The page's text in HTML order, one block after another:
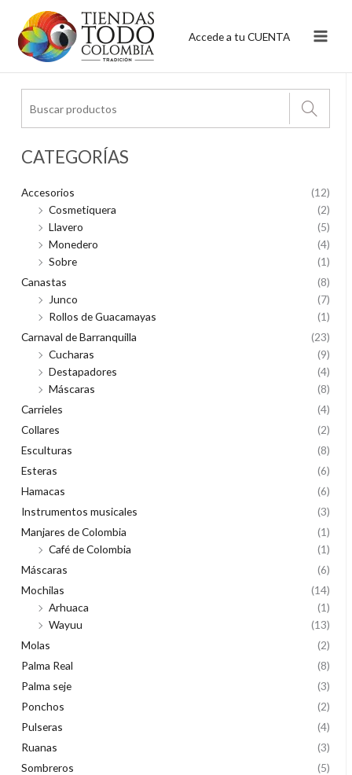
contenido
Accede a tu CUENTA
CATEGORÍAS
Accesorios
(12)
Cosmetiquera
(2)
Llavero
(5)
Monedero
(4)
Sobre
(1)
Canastas
(8)
Junco
(7)
Rollos de Guacamayas
(1)
Carnaval de Barranquilla
(23)
Cucharas
(9)
Destapadores
(4)
Máscaras
(8)
Carrieles
(4)
Collares
(2)
Esculturas
(8)
Esteras
(6)
Hamacas
(6)
Instrumentos musicales
(3)
Manjares de Colombia
(1)
Café de Colombia
(1)
Máscaras
(6)
Mochilas
(14)
Arhuaca
(1)
Wayuu
(13)
Molas
(2)
Palma Real
(8)
Palma seje
(3)
Ponchos
(2)
Pulseras
(4)
Ruanas
(3)
Sombreros
(5)